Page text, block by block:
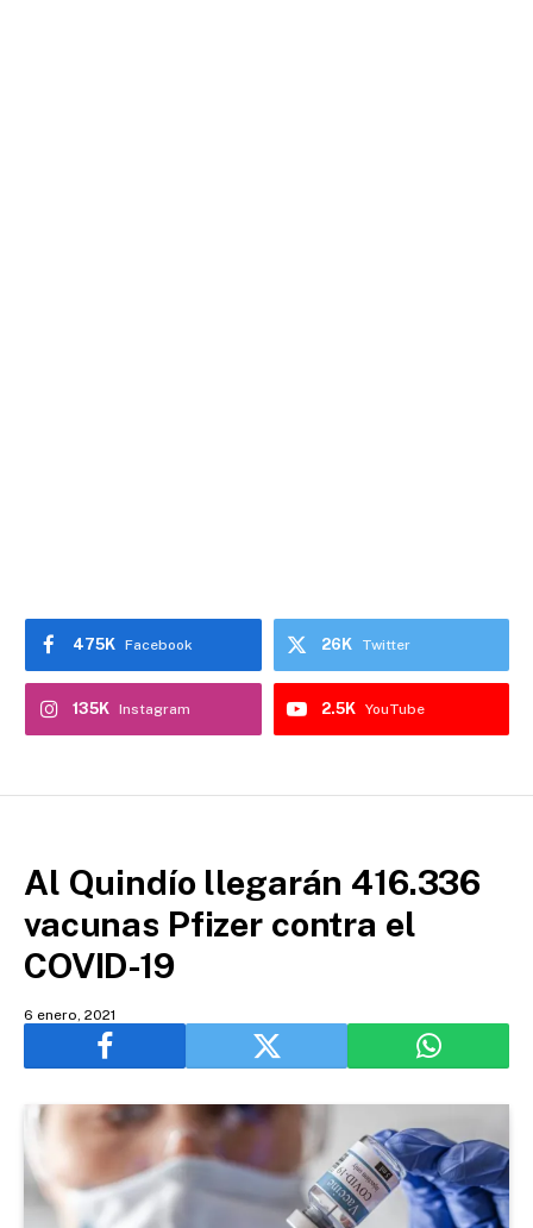
Facebook
475K Twitter
26K
Instagram
135K YouTube
2.5K
Al Quindío llegarán 416.336
vacunas Pfizer contra el
COVID-19
6 enero, 2021